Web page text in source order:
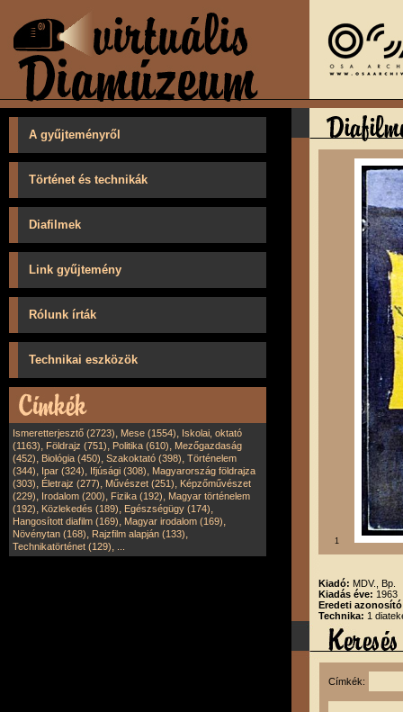
A gyűjteményről
Történet és technikák
Diafilmek
Link gyűjtemény
Rólunk írták
Technikai eszközök
Ismeretterjesztő (2723), Mese (1554), Iskolai, oktató
(1163), Földrajz (751), Politika (610), Mezőgazdaság
(452), Biológia (450), Szakoktató (398), Történelem
(344), Ipar (324), Ifjúsági (308), Magyarország földrajza
(303), Életrajz (277), Művészet (251), Képzőművészet
(229), Irodalom (200), Fizika (192), Magyar történelem
(192), Közlekedés (189), Egészségügy (174),
Hangosított diafilm (169), Magyar irodalom (169),
Növénytan (168), Rajzfilm alapján (133),
Technikatörténet (129), 1
Kiadó: MDV., Bp.
Kiadás éve: 1963
Eredeti
Technika: 1
Címkék: